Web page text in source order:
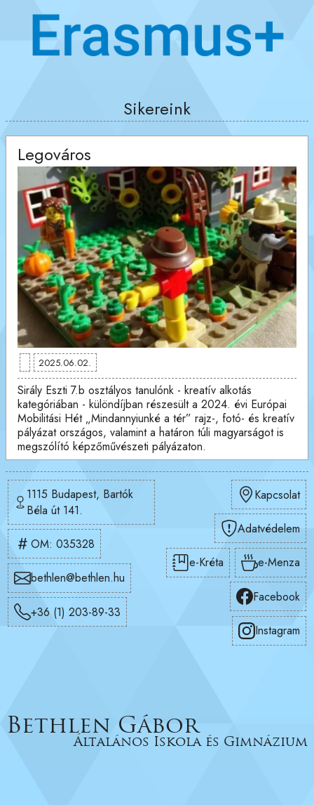
Sikereink
Legováros
2025.06.02.
Sirály Eszti 7.b osztályos tanulónk - kreatív alkotás
kategóriában - különdíjban részesült a 2024. évi Európai
Mobilitási Hét „Mindannyiunké a tér” rajz-, fotó- és kreatív
pályázat országos, valamint a határon túli magyarságot is
megszólító képzőművészeti pályázaton.
Bethlen Gábor
Általános Iskola és Gimnázium
1115 Budapest, Bartók
Béla út 141.
OM: 035328
bethlen@bethlen.hu
+36 (1) 203-89-33
Kapcsolat
Adatvédelem
e-Kréta e-Menza
Facebook
Instagram